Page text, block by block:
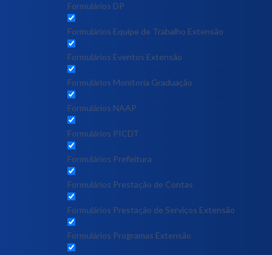
Formulários DP
Formulários Equipe de Trabalho Extensão
Formulários Eventos Extensão
Formulários Monitoria Graduação
Formulários NAAP
Formulários PICDT
Formulários Prefeitura
Formulários Prestação de Contas
Formulários Prestação de Serviços Extensão
Formulários Programas Extensão